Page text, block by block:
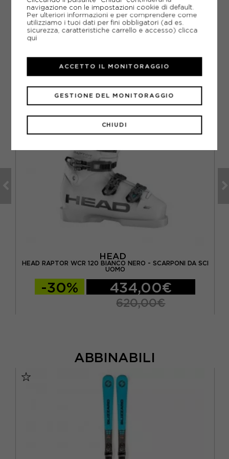
piede in Mondopoint?
CONSIGLIATI DA NOI
HEAD
HEAD RAPTOR WCR 120 BIANCO NERO - SCARPONI DA SCI
UOMO
-30% 434,00€
620,00€
ABBINABILI
navigazione con le impostazioni cookie di default.
Per ulteriori informazioni e per comprendere come
utilizziamo i tuoi dati per fini obbligatori (ad es.
sicurezza, caratteristiche carrello e accesso) clicca
qui
CHIUDI
GESTIONE DEL MONITORAGGIO
ACCETTO IL MONITORAGGIO